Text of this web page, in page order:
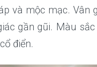
và mộc mạc. Vân
gần gũi. Màu
điển.